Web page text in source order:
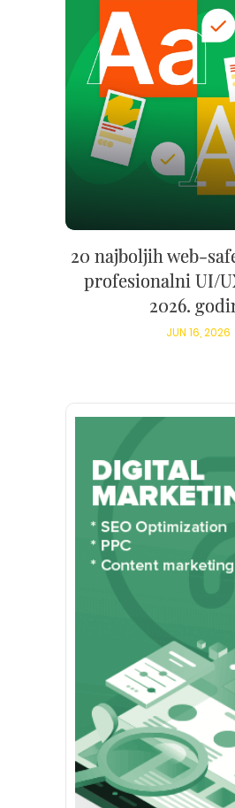
20 najboljih web-
profesionalni UI/
2026.
JUN 16, 2026